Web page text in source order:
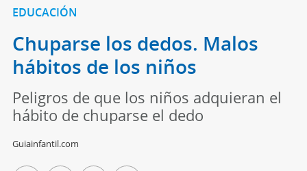
EDUCACIÓN
Chuparse los dedos. Malos
hábitos de los niños
Peligros de que los niños adquieran el
hábito de chuparse el dedo
Guiainfantil.com